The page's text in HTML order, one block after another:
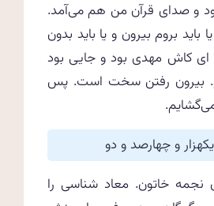
و صدای قرآن من هم می‌آمد.
باید بروم بیرون و یا باید بدون
ای کاش مهدی بود و جایی بود
بیرون رفتن سخت است. پس
و چهارصد و دو
نجمه خاتون. معاد شناسی را